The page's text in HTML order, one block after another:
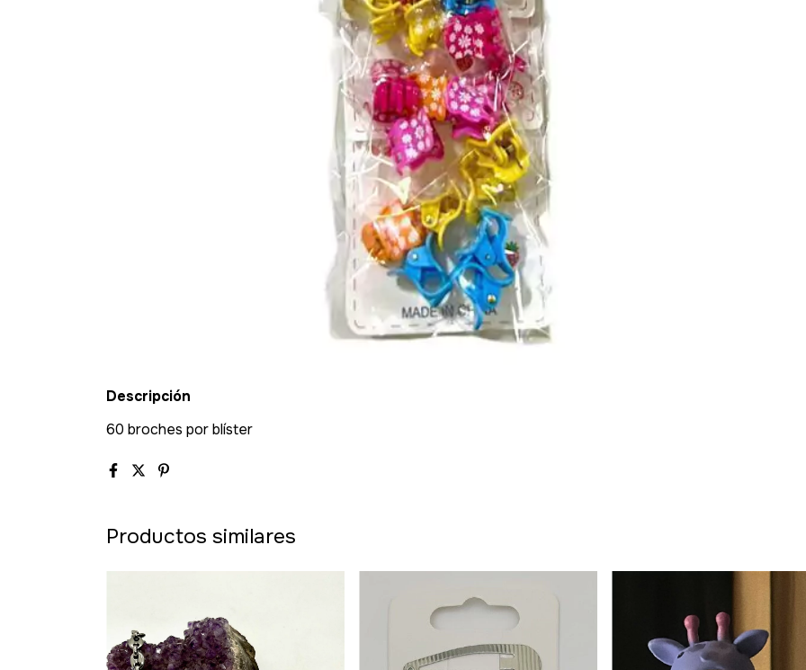
Descripción
60 broches por blíster
Productos similares